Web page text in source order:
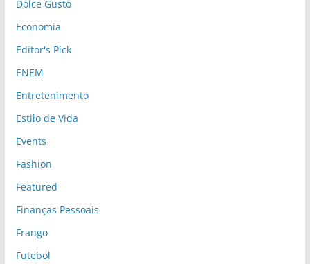
Dolce Gusto
Economia
Editor's Pick
ENEM
Entretenimento
Estilo de Vida
Events
Fashion
Featured
Finanças Pessoais
Frango
Futebol